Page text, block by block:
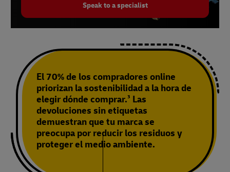
Speak to a specialist
El 70% de los compradores online
priorizan la sostenibilidad a la hora de
elegir dónde comprar.³ Las
devoluciones sin etiquetas
demuestran que tu marca se
preocupa por reducir los residuos y
proteger el medio ambiente.